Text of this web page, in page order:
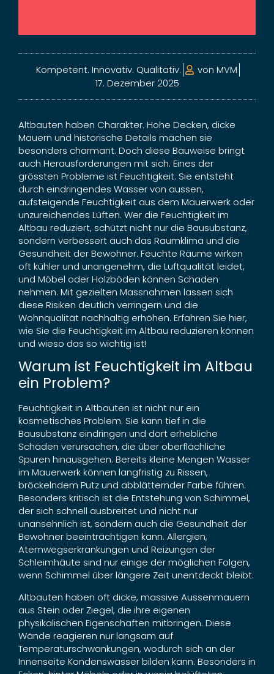
Kompetent. Innovativ. Qualitativ. von MVM
17. Dezember 2025
Altbauten haben Charakter. Hohe Decken, dicke
Mauern und historische Details machen sie
besonders charmant. Doch diese Bauweise bringt
auch Herausforderungen mit sich. Eines der
grössten Probleme ist Feuchtigkeit. Sie entsteht
durch eindringendes Wasser von aussen,
aufsteigende Feuchtigkeit aus dem Mauerwerk oder
unzureichendes Lüften. Wer die Feuchtigkeit im
Altbau reduziert, schützt nicht nur die Bausubstanz,
sondern verbessert auch das Raumklima und die
Gesundheit der Bewohner. Feuchte Räume wirken
oft kühler und unangenehm, die Luftqualität leidet,
und Möbel oder Holzböden können Schaden
nehmen. Mit gezielten Massnahmen lassen sich
diese Risiken deutlich verringern und die
Wohnqualität nachhaltig erhöhen. Erfahren Sie hier,
wie Sie die Feuchtigkeit im Altbau reduzieren können
und wieso das so wichtig ist!
Warum ist Feuchtigkeit im Altbau
ein Problem?
Feuchtigkeit in Altbauten ist nicht nur ein
kosmetisches Problem. Sie kann tief in die
Bausubstanz eindringen und dort erhebliche
Schäden verursachen, die über oberflächliche
Spuren hinausgehen. Bereits kleine Mengen Wasser
im Mauerwerk können langfristig zu Rissen,
bröckelndem Putz und abblätternder Farbe führen.
Besonders kritisch ist die Entstehung von Schimmel,
der sich schnell ausbreitet und nicht nur
unansehnlich ist, sondern auch die Gesundheit der
Bewohner beeinträchtigen kann. Allergien,
Atemwegserkrankungen und Reizungen der
Schleimhäute sind nur einige der möglichen Folgen,
wenn Schimmel über längere Zeit unentdeckt bleibt.
Altbauten haben oft dicke, massive Aussenmauern
aus Stein oder Ziegel, die ihre eigenen
physikalischen Eigenschaften mitbringen. Diese
Wände reagieren nur langsam auf
Temperaturschwankungen, wodurch sich an der
Innenseite Kondenswasser bilden kann. Besonders in